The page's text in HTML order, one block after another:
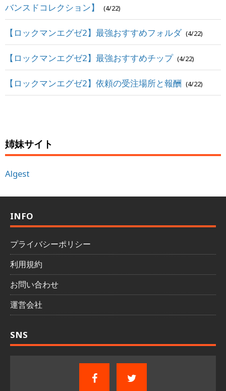
バンスドコレクション】
(4/22)
【ロックマンエグゼ2】最強おすすめフォルダ (4/22)
【ロックマンエグゼ2】最強おすすめチップ (4/22)
【ロックマンエグゼ2】依頼の受注場所と報酬 (4/22)
姉妹サイト
Algest
INFO
プライバシーポリシー
利用規約
お問い合わせ
運営会社
SNS